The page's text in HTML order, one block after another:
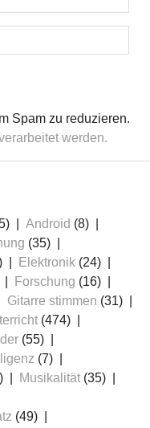
Spam zu reduzieren.
werden.
Android (8)
(35)
Elektronik (24)
Forschung (16)
Gitarre stimmen (31)
(474)
(55)
(7)
Musikalität(35)
(49)